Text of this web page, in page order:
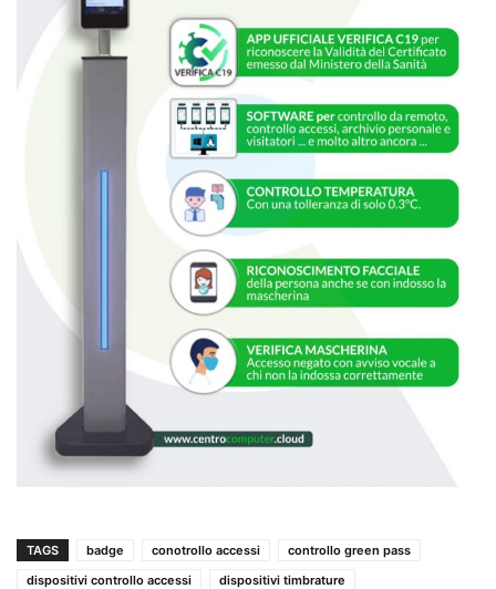
TAGS badge conotrollo accessi
controllo green pass
dispositivi controllo accessi
dispositivi timbrature